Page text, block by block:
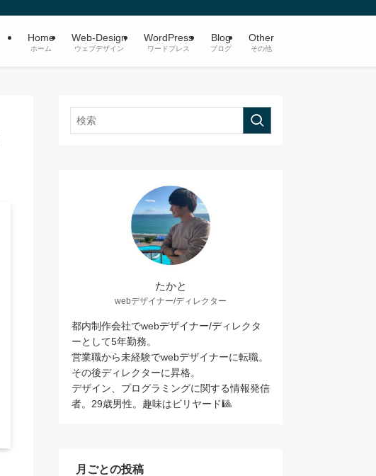
Home
ホーム
Web-Design
ウェブデザイン
WordPress
ワードプレス
Blog
ブログ
Other
その他
たかと
webデザイナー/ディレクター
都内制作会社でwebデザイナー/ディレクタ
ーとして5年勤務。
営業職から未経験でwebデザイナーに転職。
その後ディレクターに昇格。
デザイン、プログラミングに関する情報発信
者。29歳男性。趣味はビリヤード🎱
月ごとの投稿